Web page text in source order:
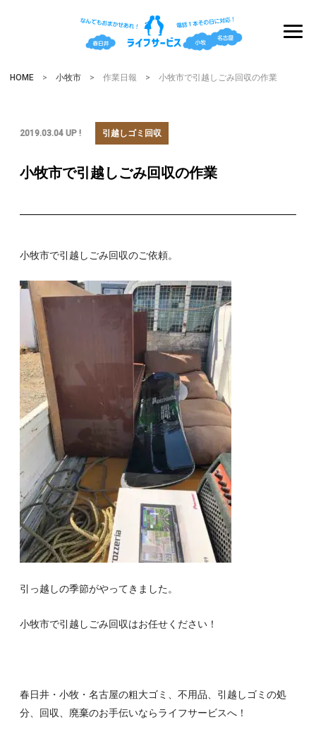
HOME > 小牧市 > 作業日報 > 小牧市で引越しごみ回収の作業
2019.03.04 UP ! 引越しゴミ回収
小牧市で引越しごみ回収の作業
小牧市で引越しごみ回収のご依頼。
引っ越しの季節がやってきました。
小牧市で引越しごみ回収はお任せください！
春日井・小牧・名古屋の粗大ゴミ、不用品、引越しゴミの処
分、回収、廃棄のお手伝いならライフサービスへ！